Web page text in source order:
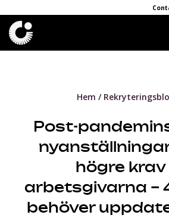
Hem
Post-
högre krav
arbetsgivarna –
behöver